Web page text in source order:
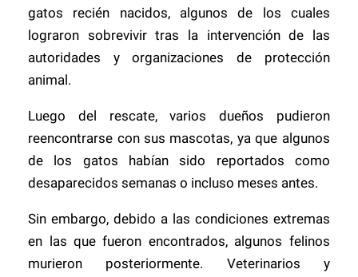
gatos recién nacidos, algunos de los cuales
lograron sobrevivir tras la intervención de las
autoridades y organizaciones de protección
animal.
Luego del rescate, varios dueños pudieron
reencontrarse con sus mascotas, ya que algunos
de los gatos habían sido reportados como
desaparecidos semanas o incluso meses antes.
Sin embargo, debido a las condiciones extremas
en las que fueron encontrados, algunos felinos
murieron posteriormente. Veterinarios y